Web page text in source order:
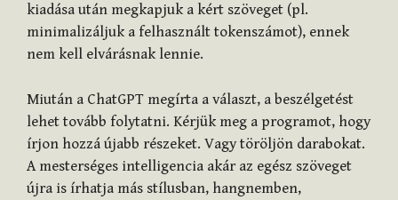
kiadása után megkapjuk a kért szöveget (pl.
minimalizáljuk a felhasznált tokenszámot), ennek
nem kell elvárásnak lennie.
Miután a ChatGPT megírta a választ, a beszélgetést
lehet tovább folytatni. Kérjük meg a programot, hogy
írjon hozzá újabb részeket. Vagy töröljön darabokat.
A mesterséges intelligencia akár az egész szöveget
újra is írhatja más stílusban, hangnemben,